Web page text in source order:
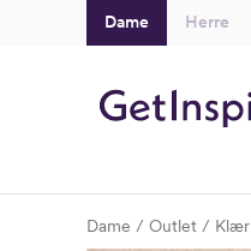
Dame Herre
Dame Outlet Klær